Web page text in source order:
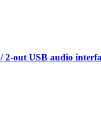
out USB audio